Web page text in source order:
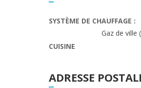
SYSTÈME DE CHAUFFAGE :
Gaz de ville
CUISINE
ADRESSE